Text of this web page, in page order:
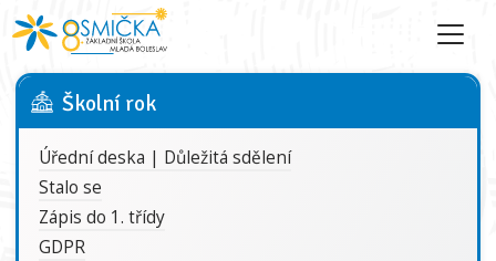
Školní rok
Úřední deska | Důležitá sdělení
Stalo se
Zápis do 1. třídy
GDPR